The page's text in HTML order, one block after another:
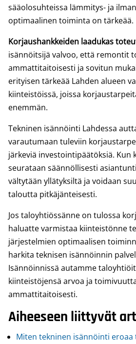
sääolosuhteissa lämmitys- ja
optimaalinen toiminta on tärkeää.
Korjaushankkeiden laadukas
isännöitsijä valvoo, että remontit
ammattitaitoisesti ja sovitun
erityisen tärkeää Lahden alueen
kiinteistöissä, joissa
enemmän.
Tekninen isännöinti Lahdessa
varautumaan tuleviin
järkeviä investointipäätöksiä. Kun
seurataan säännöllisesti
vältytään yllätyksiltä ja voidaan
taloutta pitkäjänteisesti.
Jos taloyhtiössänne on tulossa
haluatte varmistaa kiinteistönne
järjestelmien optimaalisen
harkita teknisen isännöinnin
Isännöinnissä autamme
kiinteistöjensä arvoa ja
ammattitaitoisesti.
Aiheeseen liittyvät
Miten tekninen isännöinti eroaa